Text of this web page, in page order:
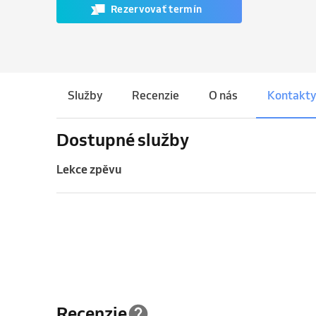
Rezervovať termín
Služby Recenzie O nás Kontakty
Dostupné služby
Lekce zpěvu